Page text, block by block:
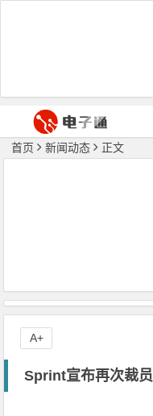
首页 新闻动态 正文
Sprint宣布再次裁员
A+